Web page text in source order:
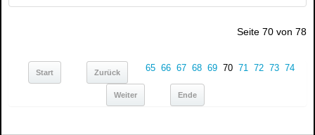
Seite 70 von 78
Start Zurück 65 66 67 68 69 70 71 72 73 74
Weiter Ende